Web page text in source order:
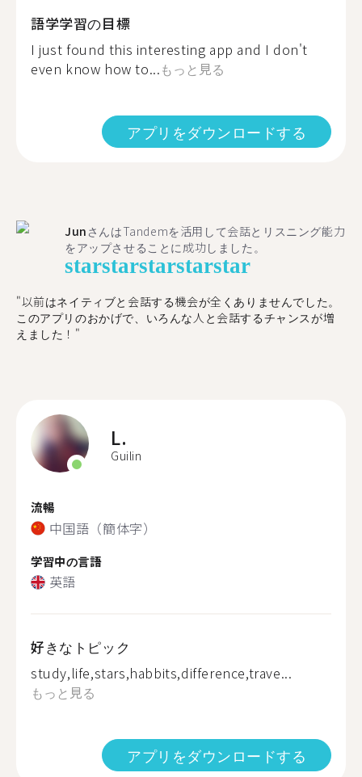
語学学習の目標
I just found this interesting app and I don't
even know how to...もっと見る
アプリをダウンロードする
Jun さんはTandemを活用して会話とリスニング能力
をアップさせることに成功しました。
starstarstarstarstar
"以前はネイティブと会話する機会が全くありませんでした。
このアプリのおかげで、いろんな人と会話するチャンスが増
えました！"
L.
Guilin
流暢
中国語（簡体字）
学習中の言語
英語
好きなトピック
study,life,stars,habbits,difference,trave...
もっと見る
アプリをダウンロードする